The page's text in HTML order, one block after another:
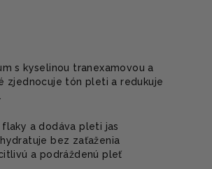
s kyselinou tranexamovou a
zjednocuje tón pleti a redukuje
a dodáva pleti jas
bez zaťaženia
a podráždenú pleť